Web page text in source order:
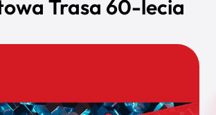
Trasa 60-lecia